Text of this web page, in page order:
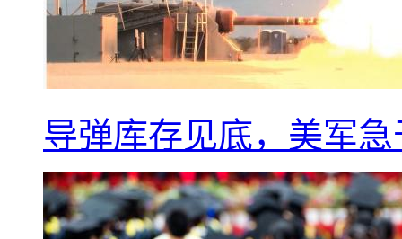
导弹库存见底，美军